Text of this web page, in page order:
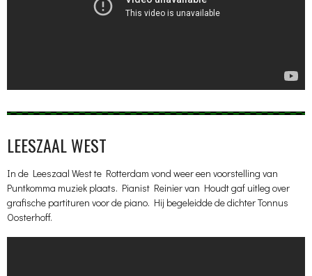
LEESZAAL WEST
In de Leeszaal West te Rotterdam vond weer een voorstelling van
Puntkomma muziek plaats. Pianist Reinier van Houdt gaf uitleg over
grafische partituren voor de piano. Hij begeleidde de dichter Tonnus
Oosterhoff.